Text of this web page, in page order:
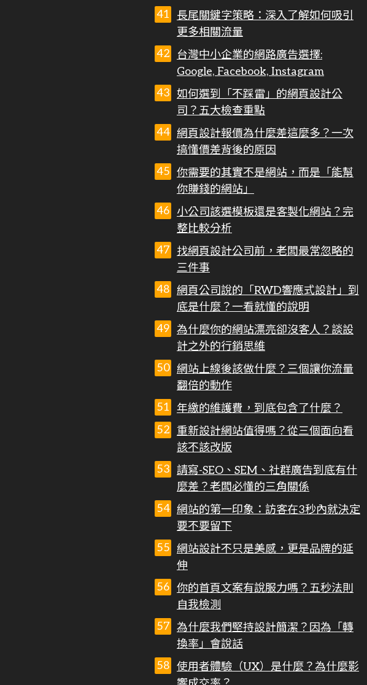
長尾關鍵字策略：深入了解如何吸引
更多相關流量
台灣中小企業的網路廣告選擇:
Google, Facebook, Instagram
如何選到「不踩雷」的網頁設計公
司？五大檢查重點
網頁設計報價為什麼差這麼多？一次
搞懂價差背後的原因
你需要的其實不是網站，而是「能幫
你賺錢的網站」
小公司該選模板還是客製化網站？完
整比較分析
找網頁設計公司前，老闆最常忽略的
三件事
網頁公司說的「RWD響應式設計」到
底是什麼？一看就懂的說明
為什麼你的網站漂亮卻沒客人？談設
計之外的行銷思維
網站上線後該做什麼？三個讓你流量
翻倍的動作
年繳的維護費，到底包含了什麼？
重新設計網站值得嗎？從三個面向看
該不該改版
請寫-SEO、SEM、社群廣告到底有什
麼差？老闆必懂的三角關係
網站的第一印象：訪客在3秒內就決定
要不要留下
網站設計不只是美感，更是品牌的延
伸
你的首頁文案有說服力嗎？五秒法則
自我檢測
為什麼我們堅持設計簡潔？因為「轉
換率」會說話
使用者體驗（UX）是什麼？為什麼影